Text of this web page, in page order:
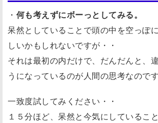
・ 何も考えずにボーっとしてみる。
呆然としていることで頭の中を空っぽ
しいかもしれないですが・・
それは最初の内だけで、だんだんと、
うになっているのが人間の思考なのです
一致度試してみください・・
１５分ほど、呆然と今気にしているこ